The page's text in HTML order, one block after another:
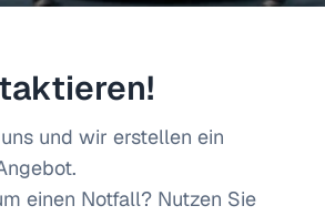
und wir erstellen ein
einen Notfall? Nutzen Sie